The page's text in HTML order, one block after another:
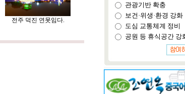
전주 덕진 연못임다.
관광기반 확충
보건·위생·환경 강화
도심 교통체계 정비
공원 등 휴식공간 강